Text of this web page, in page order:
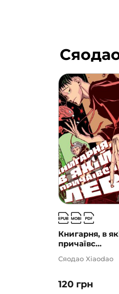
Книгарня, в
причаївс...
120 грн
Сяодао Xiaodao